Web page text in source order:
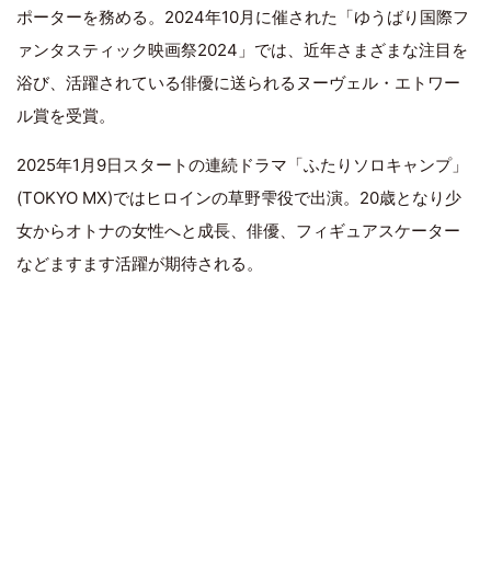
ポーターを務める。2024年10月に催された「ゆうばり国際フ
ァンタスティック映画祭2024」では、近年さまざまな注目を
浴び、活躍されている俳優に送られるヌーヴェル・エトワー
ル賞を受賞。
2025年1月9日スタートの連続ドラマ「ふたりソロキャンプ」
(TOKYO MX)ではヒロインの草野雫役で出演。20歳となり少
女からオトナの女性へと成長、俳優、フィギュアスケーター
などますます活躍が期待される。